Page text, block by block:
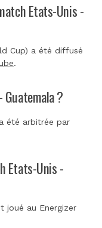
Etats-Unis -
Cup) a été diffusé
.
?
été arbitrée par
Etats-Unis -
joué au Energizer